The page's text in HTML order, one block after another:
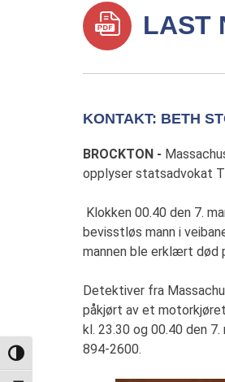
TOGGLE HIGH CONTRAST
LAST
KONTAKT: BETH
BROCKTON -
opplyser statsadvokat
Klokken 00.40 den 7.
bevisstløs mann i
mannen ble erklært død
Detektiver fra
påkjørt av et
kl. 23.30 og 00.40 den
894-2600.